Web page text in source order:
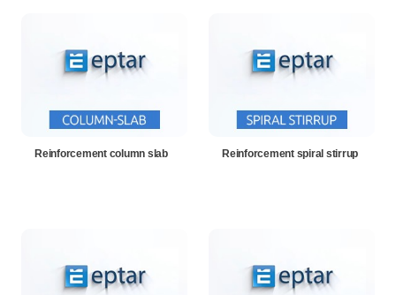
Reinforcement column slab Reinforcement spiral stirrup